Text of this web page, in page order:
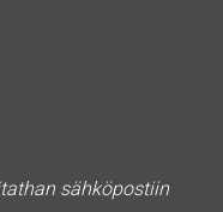
sähköpostiin